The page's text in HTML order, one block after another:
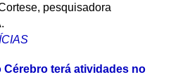
pesquisadora
Cérebro terá atividades no